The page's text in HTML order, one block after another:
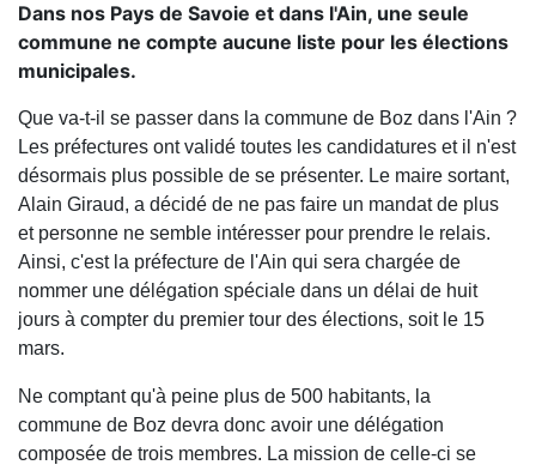
Dans nos Pays de Savoie et dans l'Ain, une seule
commune ne compte aucune liste pour les élections
municipales.
Que va-t-il se passer dans la commune de Boz dans l'Ain ?
Les préfectures ont validé toutes les candidatures et il n'est
désormais plus possible de se présenter. Le maire sortant,
Alain Giraud, a décidé de ne pas faire un mandat de plus
et personne ne semble intéresser pour prendre le relais.
Ainsi, c'est la préfecture de l'Ain qui sera chargée de
nommer une délégation spéciale dans un délai de huit
jours à compter du premier tour des élections, soit le 15
mars.
Ne comptant qu'à peine plus de 500 habitants, la
commune de Boz devra donc avoir une délégation
composée de trois membres. La mission de celle-ci se